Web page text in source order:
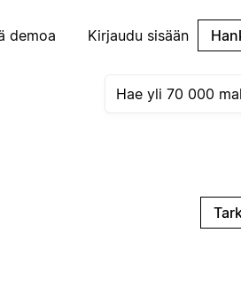
demoa Kirjaudu sisään